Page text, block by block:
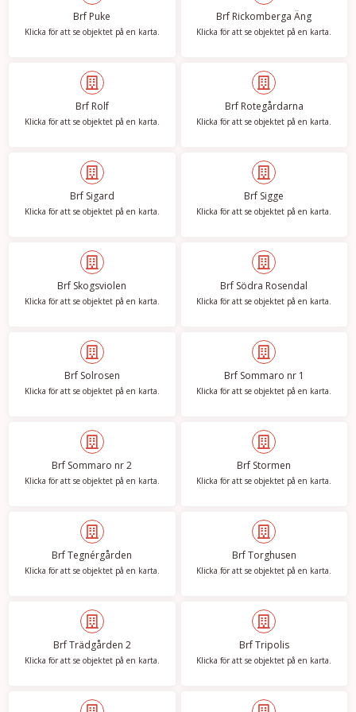
Brf Puke
Klicka för att se objektet på en karta.
Brf Rickomberga Äng
Klicka för att se objektet på en karta.
Brf Rolf
Klicka för att se objektet på en karta.
Brf Rotegårdarna
Klicka för att se objektet på en karta.
Brf Sigard
Klicka för att se objektet på en karta.
Brf Sigge
Klicka för att se objektet på en karta.
Brf Skogsviolen
Klicka för att se objektet på en karta.
Brf Södra Rosendal
Klicka för att se objektet på en karta.
Brf Solrosen
Klicka för att se objektet på en karta.
Brf Sommaro nr 1
Klicka för att se objektet på en karta.
Brf Sommaro nr 2
Klicka för att se objektet på en karta.
Brf Stormen
Klicka för att se objektet på en karta.
Brf Tegnérgården
Klicka för att se objektet på en karta.
Brf Torghusen
Klicka för att se objektet på en karta.
Brf Trädgården 2
Klicka för att se objektet på en karta.
Brf Tripolis
Klicka för att se objektet på en karta.